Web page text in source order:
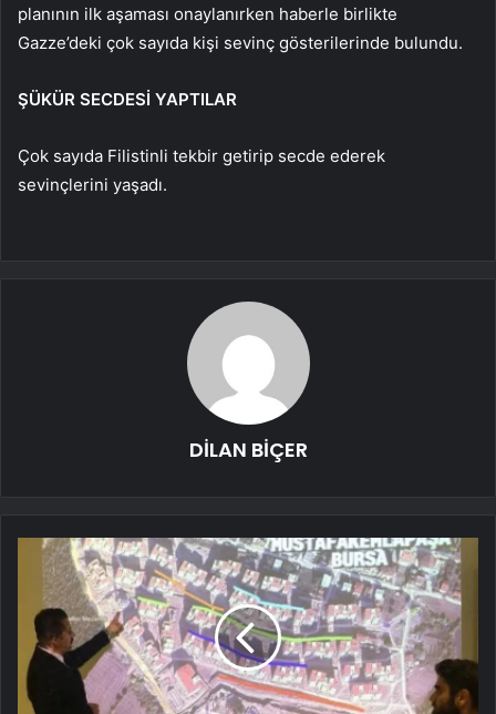
planının ilk aşaması onaylanırken haberle birlikte
Gazze’deki çok sayıda kişi sevinç gösterilerinde bulundu.
ŞÜKÜR SECDESİ YAPTILAR
Çok sayıda Filistinli tekbir getirip secde ederek
sevinçlerini yaşadı.
DİLAN BİÇER